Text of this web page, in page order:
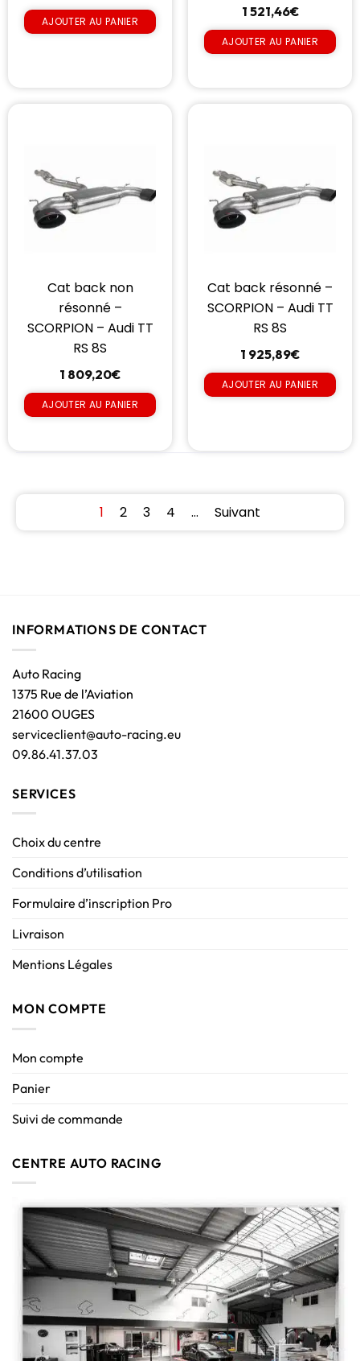
AJOUTER AU PANIER
1 521,46€
AJOUTER AU PANIER
Cat back non
résonné –
SCORPION – Audi TT
RS 8S
1 809,20€
AJOUTER AU PANIER
Cat back résonné –
SCORPION – Audi TT
RS 8S
1 925,89€
AJOUTER AU PANIER
1 2 3 4 … Suivant
INFORMATIONS DE CONTACT
Auto Racing
1375 Rue de l’Aviation
21600 OUGES
serviceclient@auto-racing.eu
09.86.41.37.03
SERVICES
Choix du centre
Conditions d’utilisation
Formulaire d’inscription Pro
Livraison
Mentions Légales
MON COMPTE
Mon compte
Panier
Suivi de commande
CENTRE AUTO RACING